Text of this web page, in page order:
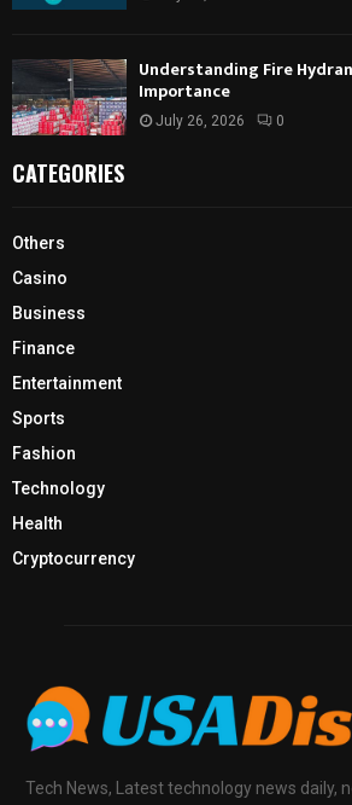
Understanding Fire
Importance
July 26, 2026 0
CATEGORIES
Others
Casino
Business
Finance
Entertainment
Sports
Fashion
Technology
Health
Cryptocurrency
Tech News, Latest technology news daily,